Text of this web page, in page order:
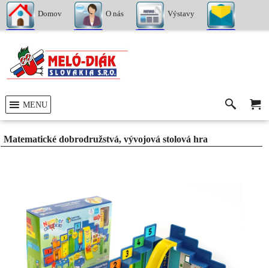
Domov O nás Výstavy
MENU
Matematické dobrodružstvá, vývojová stolová hra